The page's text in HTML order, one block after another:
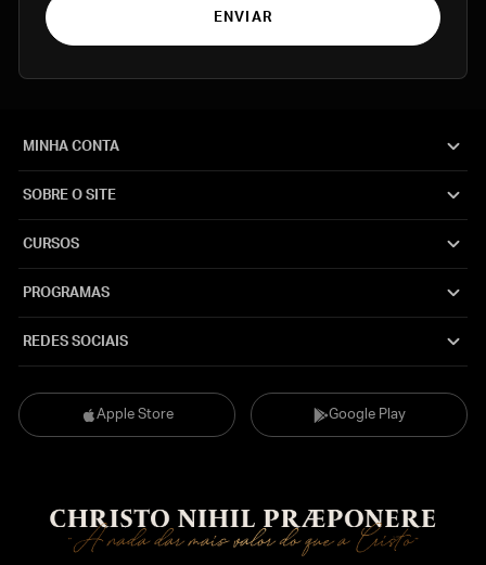
ENVIAR
Apple Store Google Play
MINHA CONTA
SOBRE O SITE
CURSOS
PROGRAMAS
REDES SOCIAIS